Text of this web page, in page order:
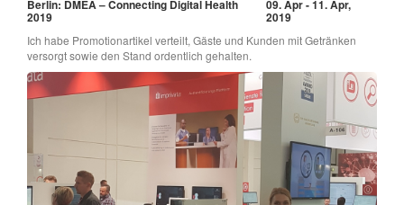
Berlin: DMEA – Connecting Digital Health
2019
09. Apr - 11. Apr,
2019
Ich habe Promotionartikel verteilt, Gäste und Kunden mit Getränken
versorgt sowie den Stand ordentlich gehalten.